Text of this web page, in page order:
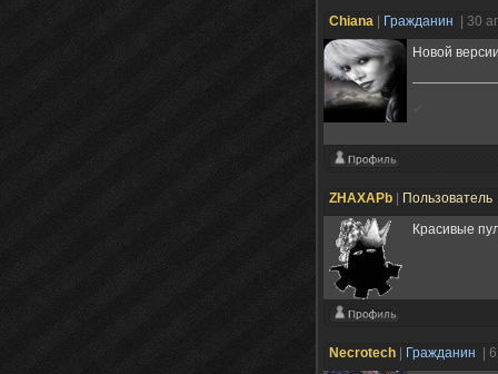
Chiana Гражданин
| 30
Новой
ZHAXAPb Пользователь
Красивые
Necrotech Гражданин
|